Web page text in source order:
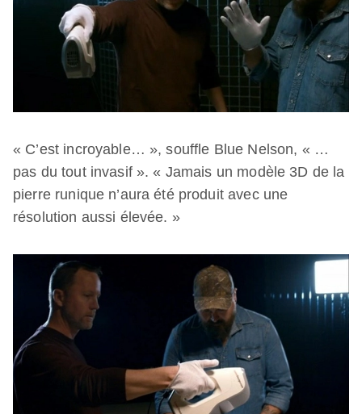
« C’est incroyable… », souffle Blue Nelson, « …
pas du tout invasif ». « Jamais un modèle 3D de la
pierre runique n’aura été produit avec une
résolution aussi élevée. »